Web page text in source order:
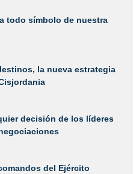
todo símbolo de nuestra
la nueva estrategia
decisión de los líderes
del Ejército